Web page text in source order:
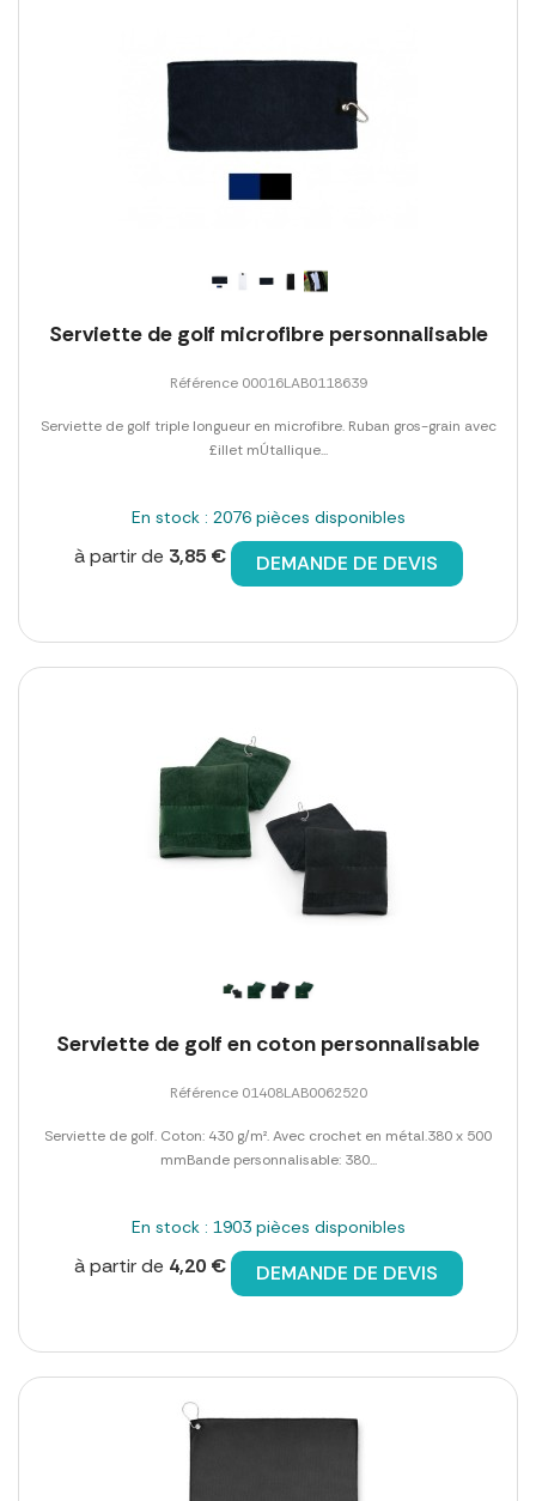
Serviette de golf microfibre personnalisable
Référence 00016LAB0118639
Serviette de golf triple longueur en microfibre. Ruban gros-grain avec
£illet mÚtallique...
En stock : 2076 pièces disponibles
à partir de 3,85 € DEMANDE DE DEVIS
Serviette de golf en coton personnalisable
Référence 01408LAB0062520
Serviette de golf. Coton: 430 g/m². Avec crochet en métal.380 x 500
mmBande personnalisable: 380...
En stock : 1903 pièces disponibles
à partir de 4,20 € DEMANDE DE DEVIS